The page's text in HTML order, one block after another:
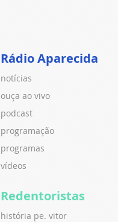
Rádio Aparecida
notícias
ouça ao vivo
podcast
programação
programas
vídeos
Redentoristas
história pe. vitor